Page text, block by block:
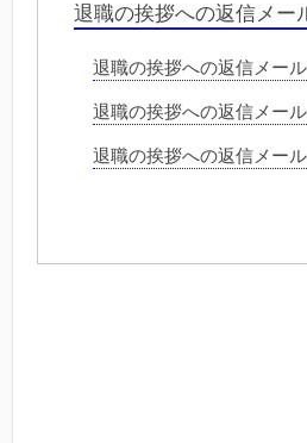
退職の挨拶への返信メー
退職の挨拶への返信メール
退職の挨拶への返信メール
退職の挨拶への返信メール